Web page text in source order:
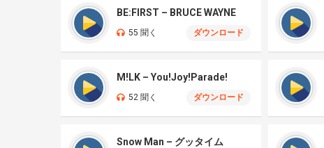
BE:FIRST – BRUCE WAYNE
55 聞く ダウンロード
M!LK – You!Joy!Parade!
52 聞く ダウンロード
Snow Man – グッタイム